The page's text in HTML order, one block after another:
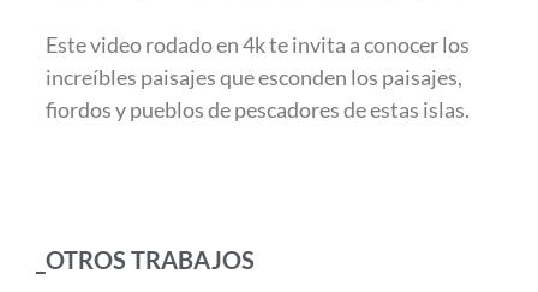
Este video rodado en 4k te invita a conocer los
increíbles paisajes que esconden los paisajes,
fiordos y pueblos de pescadores de estas islas.
_OTROS TRABAJOS